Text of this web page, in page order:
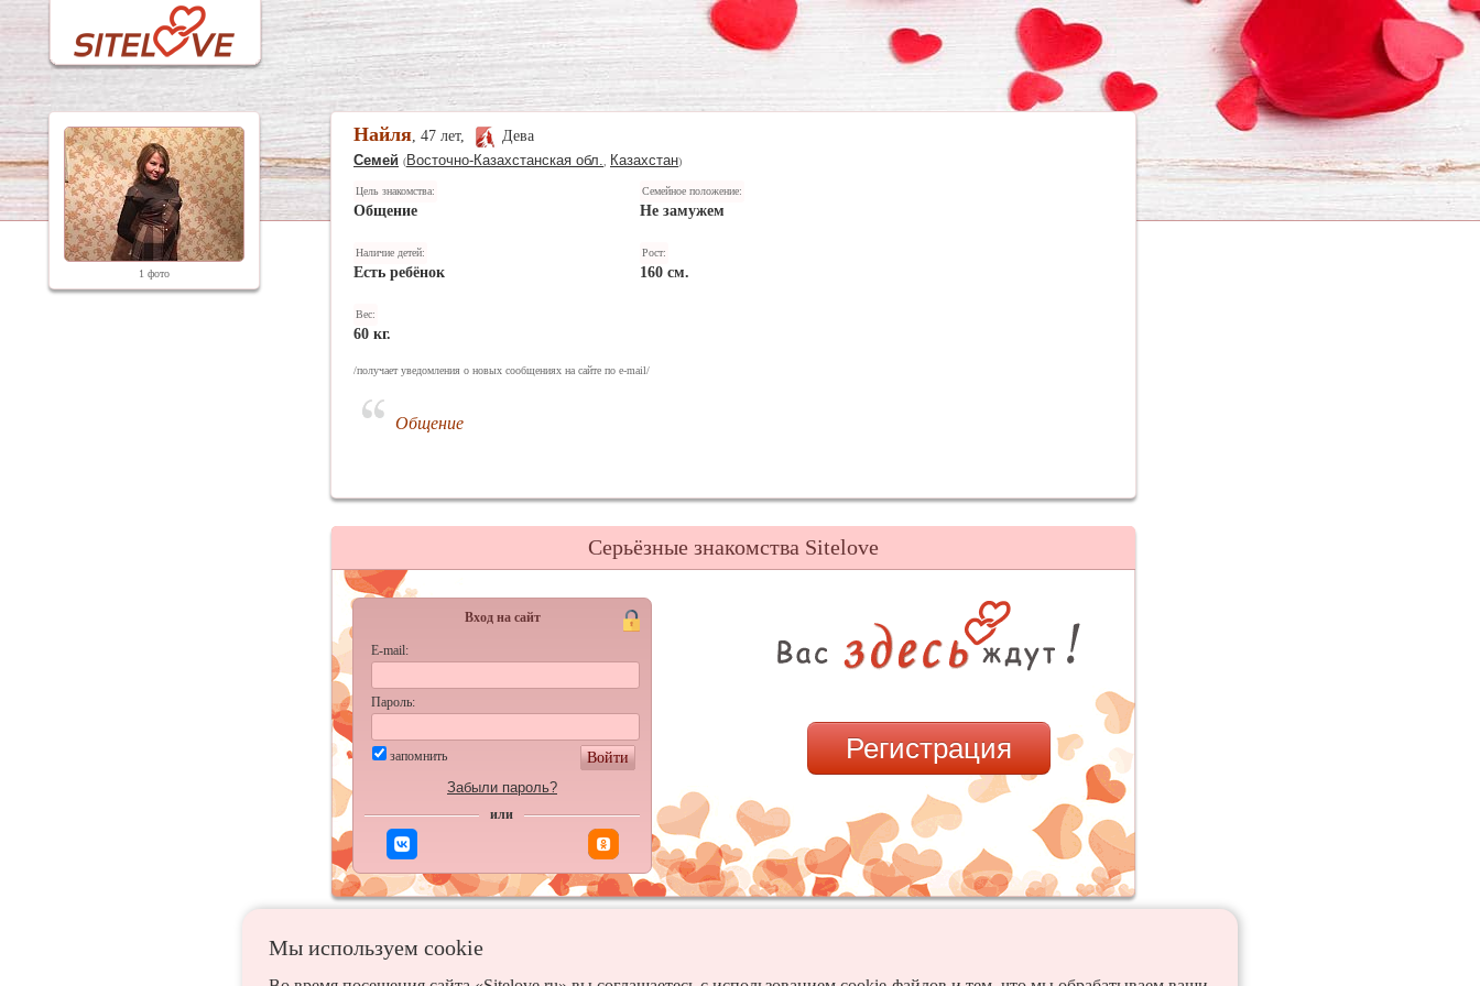
1 фото
Найля, 47 лет,
Дева
Семей (Восточно-Казахстанская обл. Казахстан)
Цель знакомства:
Общение
Семейное положение:
Не замужем
Наличие детей:
Есть ребёнок
Рост:
160 см.
Вес:
60 кг.
/получает уведомления о новых сообщениях на сайте по e-mail/
Общение
Мы используем сookie
Серьёзные знакомства Sitelove
Вход на сайт
E-mail:
Пароль:
запомнить
Войти
Забыли пароль?
или
Регистрация